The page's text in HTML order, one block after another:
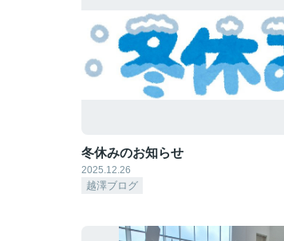
冬休みのお知らせ
2025.12.26
越澤ブログ